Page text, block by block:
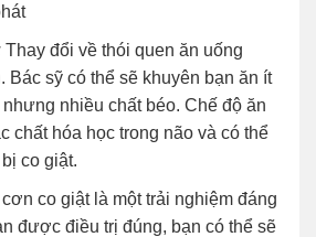
Thay đổi về thói quen ăn uống
Bác sỹ có thể sẽ khuyên bạn ăn ít
nhiều chất béo. Chế độ ăn
chất hóa học trong não và có thể
co giật.
co giật là một trải nghiệm đáng
được điều trị đúng, bạn có thể sẽ